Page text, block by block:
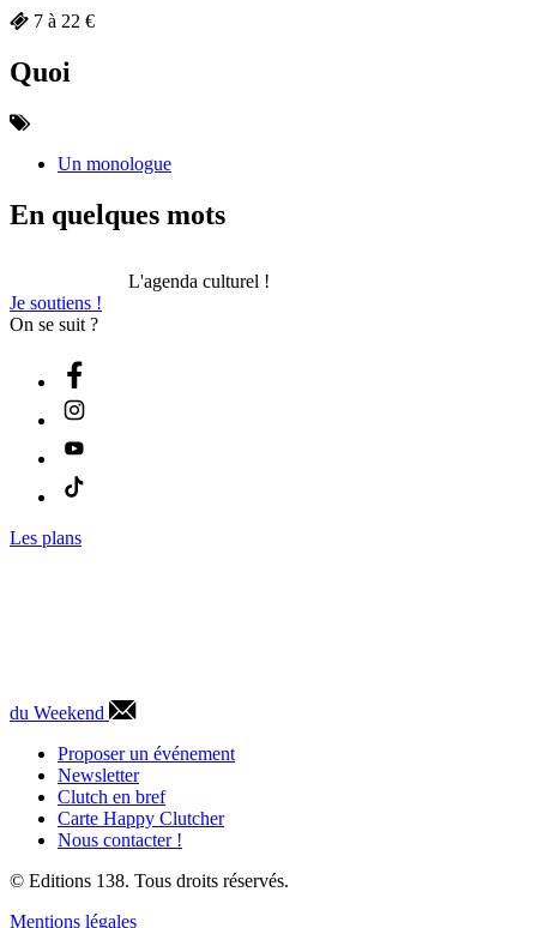
7 à 22 €
Quoi
Un monologue
En quelques mots
L'agenda culturel !
Je soutiens !
On se suit ?
Les plans
du Weekend
Proposer un événement
Newsletter
Clutch en bref
Carte Happy Clutcher
Nous contacter !
© Editions 138. Tous droits réservés.
Mentions légales